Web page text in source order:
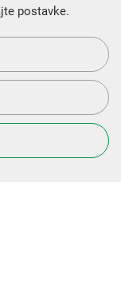
iz
Operativnog
godine!
postavke.